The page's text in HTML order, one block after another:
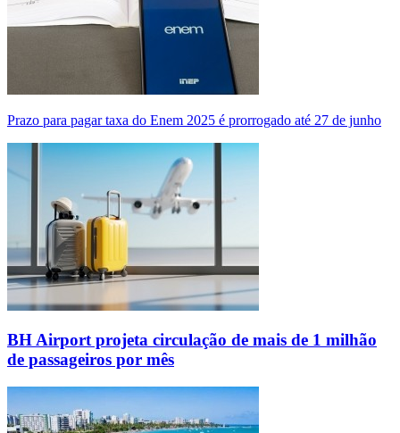
Prazo para pagar taxa do Enem 2025 é prorrogado até 27 de junho
BH Airport projeta circulação de mais de 1 milhão
de passageiros por mês